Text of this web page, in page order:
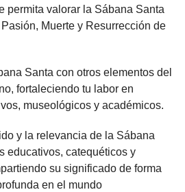
permita valorar la Sábana Santa
Muerte y Resurrección de
Santa con otros elementos del
fortaleciendo tu labor en
museológicos y académicos.
y la relevancia de la Sábana
educativos, catequéticos y
su significado de forma
en el mundo